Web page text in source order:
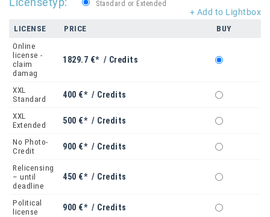
+ Add to Lightbox
Standard or Extended
LICENSE PRICE
BUY
Online
license -
claim
damag
1829.7 €* / Credits
XXL
Standard
400 €* / Credits
XXL
Extended
500 €* / Credits
No Photo-
Credit
900 €* / Credits
Relicensing
– until
deadline
450 €* / Credits
Political
license
900 €* / Credits